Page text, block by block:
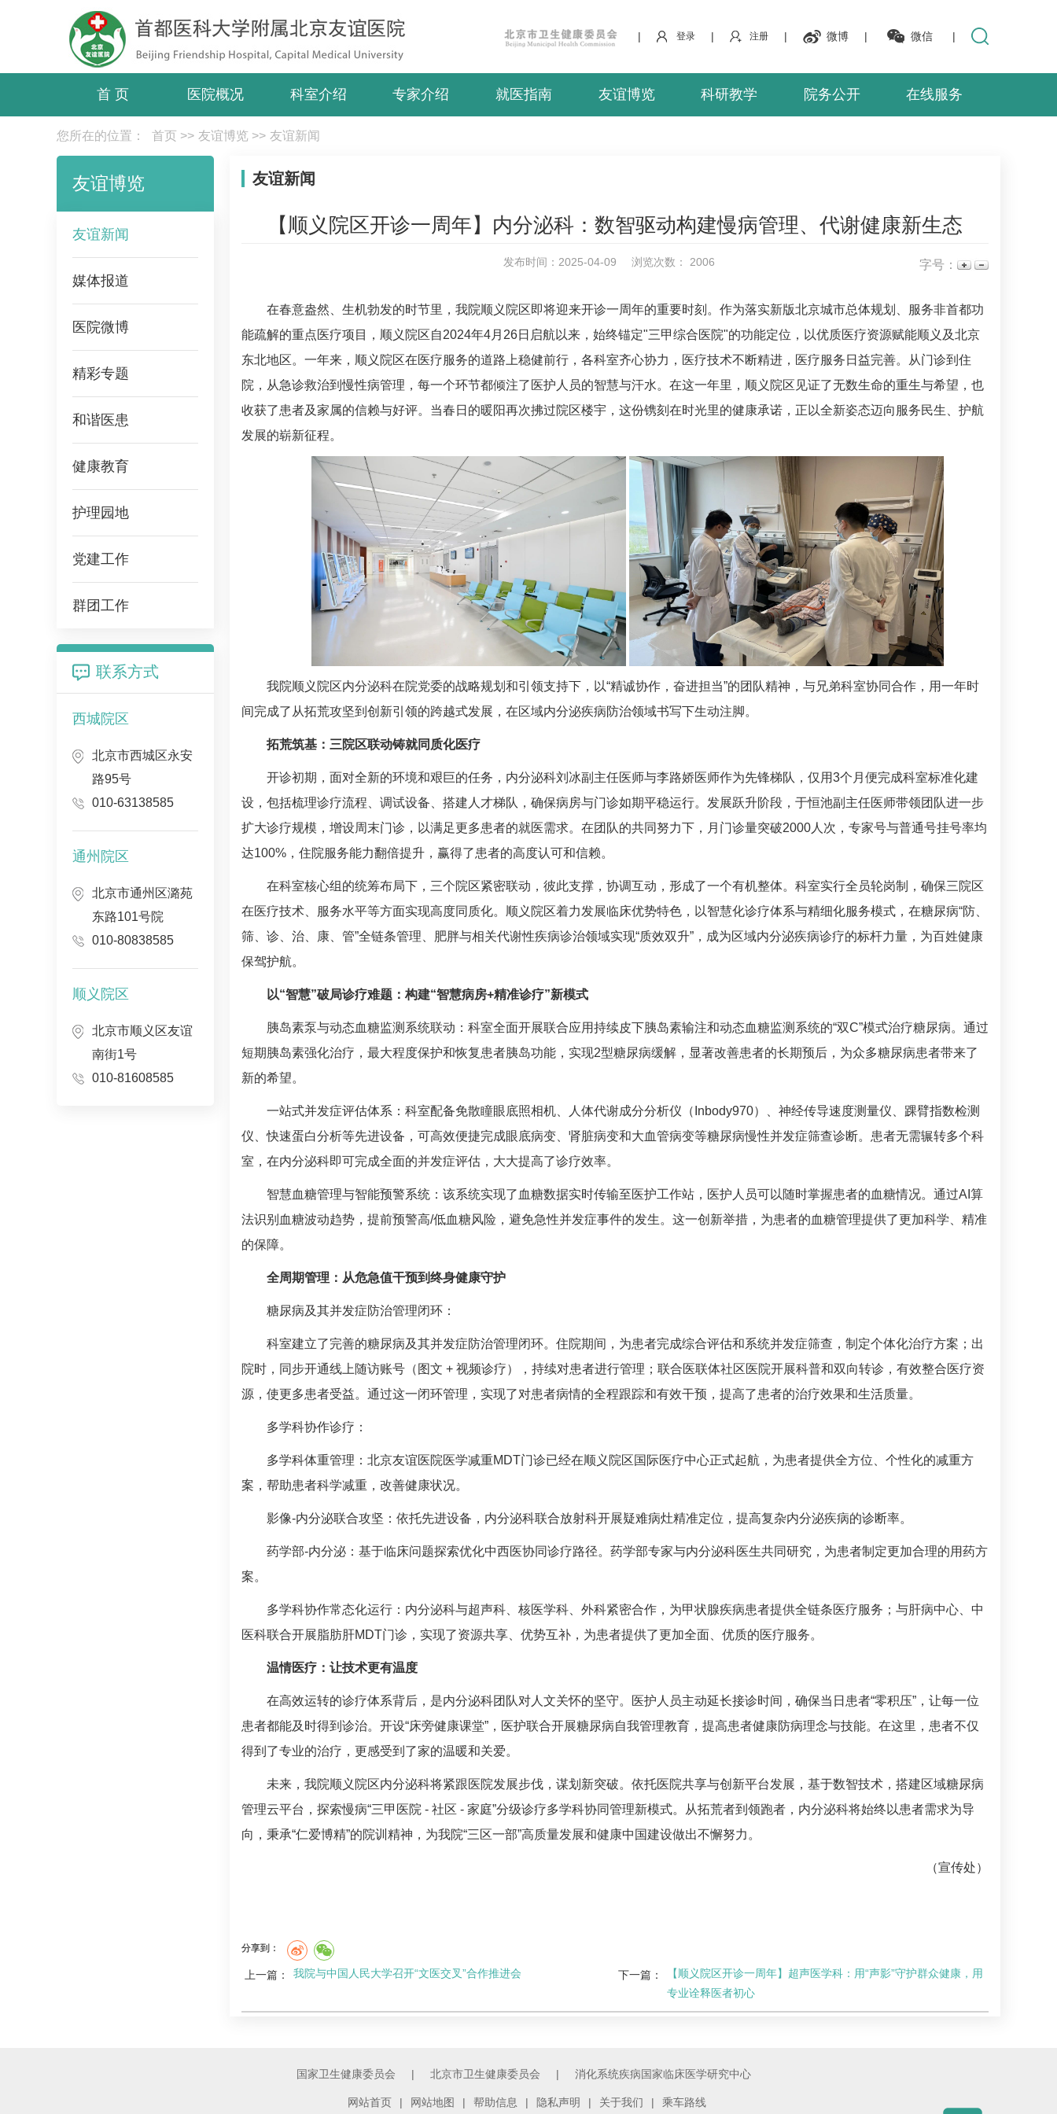
| 登录 | 注册 | 微博 | 微信 |
首 页 医院概况 科室介绍 专家介绍 就医指南 友谊博览 科研教学 院务公开 在线服务
您所在的位置： 首页 >> 友谊博览 >> 友谊新闻
友谊博览
友谊新闻
媒体报道
医院微博
精彩专题
和谐医患
健康教育
护理园地
党建工作
群团工作
联系方式
西城院区
北京市西城区永安
路95号
010-63138585
通州院区
北京市通州区潞苑
东路101号院
010-80838585
顺义院区
北京市顺义区友谊
南街1号
010-81608585
友谊新闻
【顺义院区开诊一周年】内分泌科：数智驱动构建慢病管理、代谢健康新生态
发布时间：2025-04-09 浏览次数： 2006 字号：
在春意盎然、生机勃发的时节里，我院顺义院区即将迎来开诊一周年的重要时刻。作为落实新版北京城市总体规划、服务非首都功
能疏解的重点医疗项目，顺义院区自2024年4月26日启航以来，始终锚定"三甲综合医院"的功能定位，以优质医疗资源赋能顺义及北京
东北地区。一年来，顺义院区在医疗服务的道路上稳健前行，各科室齐心协力，医疗技术不断精进，医疗服务日益完善。从门诊到住
院，从急诊救治到慢性病管理，每一个环节都倾注了医护人员的智慧与汗水。在这一年里，顺义院区见证了无数生命的重生与希望，也
收获了患者及家属的信赖与好评。当春日的暖阳再次拂过院区楼宇，这份镌刻在时光里的健康承诺，正以全新姿态迈向服务民生、护航
发展的崭新征程。
我院顺义院区内分泌科在院党委的战略规划和引领支持下，以“精诚协作，奋进担当”的团队精神，与兄弟科室协同合作，用一年时
间完成了从拓荒攻坚到创新引领的跨越式发展，在区域内分泌疾病防治领域书写下生动注脚。
拓荒筑基：三院区联动铸就同质化医疗
开诊初期，面对全新的环境和艰巨的任务， 内分泌科刘冰副主任医师与李路娇医师作为先锋梯队，仅用3个月便完成科室标准化建
设，包括梳理诊疗流程、调试设备、搭建人才梯队，确保病房与门诊如期平稳运行。发展跃升阶段， 于恒池副主任医师带领团队进一步
扩大诊疗规模，增设周末门诊，以满足更多患者的就医需求。在团队的共同努力下，月门诊量突破2000人次，专家号与普通号挂号率均
达100%，住院服务能力翻倍提升，赢得了患者的高度认可和信赖。
在科室核心组的统筹布局下，三个院区紧密联动，彼此支撑，协调互动，形成了一个有机整体。科室实行全员轮岗制，确保三院区
在医疗技术、服务水平等方面实现高度同质化。顺义院区着力发展临床优势特色，以智慧化诊疗体系与精细化服务模式，在糖尿病“防、
筛、诊、治、康、管”全链条管理、肥胖与相关代谢性疾病诊治领域实现“质效双升”，成为区域内分泌疾病诊疗的标杆力量，为百姓健康
保驾护航。
以“智慧”破局诊疗难题：构建“智慧病房+精准诊疗”新模式
胰岛素泵与动态血糖监测系统联动：科室全面开展联合应用持续皮下胰岛素输注和动态血糖监测系统的“双C”模式治疗糖尿病。通过
短期胰岛素强化治疗，最大程度保护和恢复患者胰岛功能，实现2型糖尿病缓解，显著改善患者的长期预后，为众多糖尿病患者带来了
新的希望。
一站式并发症评估体系：科室配备免散瞳眼底照相机、人体代谢成分分析仪（Inbody970）、神经传导速度测量仪、踝臂指数检测
仪、快速蛋白分析等先进设备，可高效便捷完成眼底病变、肾脏病变和大血管病变等糖尿病慢性并发症筛查诊断。患者无需辗转多个科
室，在内分泌科即可完成全面的并发症评估，大大提高了诊疗效率。
智慧血糖管理与智能预警系统：该系统实现了血糖数据实时传输至医护工作站，医护人员可以随时掌握患者的血糖情况。通过AI算
法识别血糖波动趋势，提前预警高/低血糖风险，避免急性并发症事件的发生。这一创新举措，为患者的血糖管理提供了更加科学、精准
的保障。
全周期管理：从危急值干预到终身健康守护
糖尿病及其并发症防治管理闭环：
科室建立了完善的糖尿病及其并发症防治管理闭环。住院期间，为患者完成综合评估和系统并发症筛查，制定个体化治疗方案；出
院时，同步开通线上随访账号（图文 + 视频诊疗），持续对患者进行管理；联合医联体社区医院开展科普和双向转诊，有效整合医疗资
源，使更多患者受益。通过这一闭环管理，实现了对患者病情的全程跟踪和有效干预，提高了患者的治疗效果和生活质量。
多学科协作诊疗：
多学科体重管理：北京友谊医院医学减重MDT门诊已经在顺义院区国际医疗中心正式起航，为患者提供全方位、个性化的减重方
案，帮助患者科学减重，改善健康状况。
影像-内分泌联合攻坚：依托先进设备， 内分泌科联合放射科开展疑难病灶精准定位，提高复杂内分泌疾病的诊断率。
药学部-内分泌：基于临床问题探索优化中西医协同诊疗路径。药学部专家与内分泌科医生共同研究，为患者制定更加合理的用药方
案。
多学科协作常态化运行： 内分泌科与超声科、 核医学科、外科紧密合作，为甲状腺疾病患者提供全链条医疗服务；与肝病中心、 中
医科联合开展脂肪肝MDT门诊，实现了资源共享、优势互补，为患者提供了更加全面、优质的医疗服务。
温情医疗：让技术更有温度
在高效运转的诊疗体系背后，是内分泌科团队对人文关怀的坚守。医护人员主动延长接诊时间，确保当日患者“零积压”，让每一位
患者都能及时得到诊治。开设“床旁健康课堂”，医护联合开展糖尿病自我管理教育，提高患者健康防病理念与技能。在这里，患者不仅
得到了专业的治疗，更感受到了家的温暖和关爱。
未来，我院顺义院区内分泌科将紧跟医院发展步伐，谋划新突破。依托医院共享与创新平台发展，基于数智技术，搭建区域糖尿病
管理云平台，探索慢病“三甲医院 - 社区 - 家庭”分级诊疗多学科协同管理新模式。从拓荒者到领跑者， 内分泌科将始终以患者需求为导
向，秉承“仁爱博精”的院训精神，为我院“三区一部”高质量发展和健康中国建设做出不懈努力。
（宣传处）
分享到：
上一篇： 我院与中国人民大学召开“文医交叉”合作推进会 下一篇：
【顺义院区开诊一周年】超声医学科：用“声影”守护群众健康，用
专业诠释医者初心
国家卫生健康委员会 | 北京市卫生健康委员会 | 消化系统疾病国家临床医学研究中心
网站首页 | 网站地图 | 帮助信息 | 隐私声明 | 关于我们 | 乘车路线